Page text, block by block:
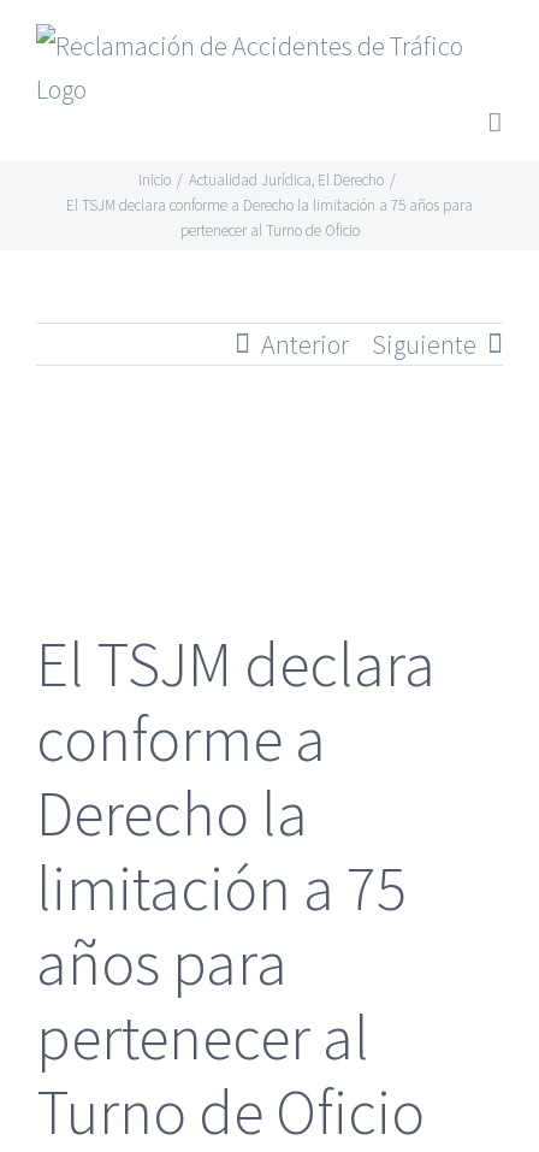
Saltar
contenido
Inicio / Actualidad Jurídica, El Derecho /
El TSJM declara conforme a Derecho la limitación a 75 años para
pertenecer al Turno de Oficio
Anterior Siguiente
El TSJM declara
conforme a
Derecho la
limitación a 75
años para
pertenecer al
Turno de Oficio